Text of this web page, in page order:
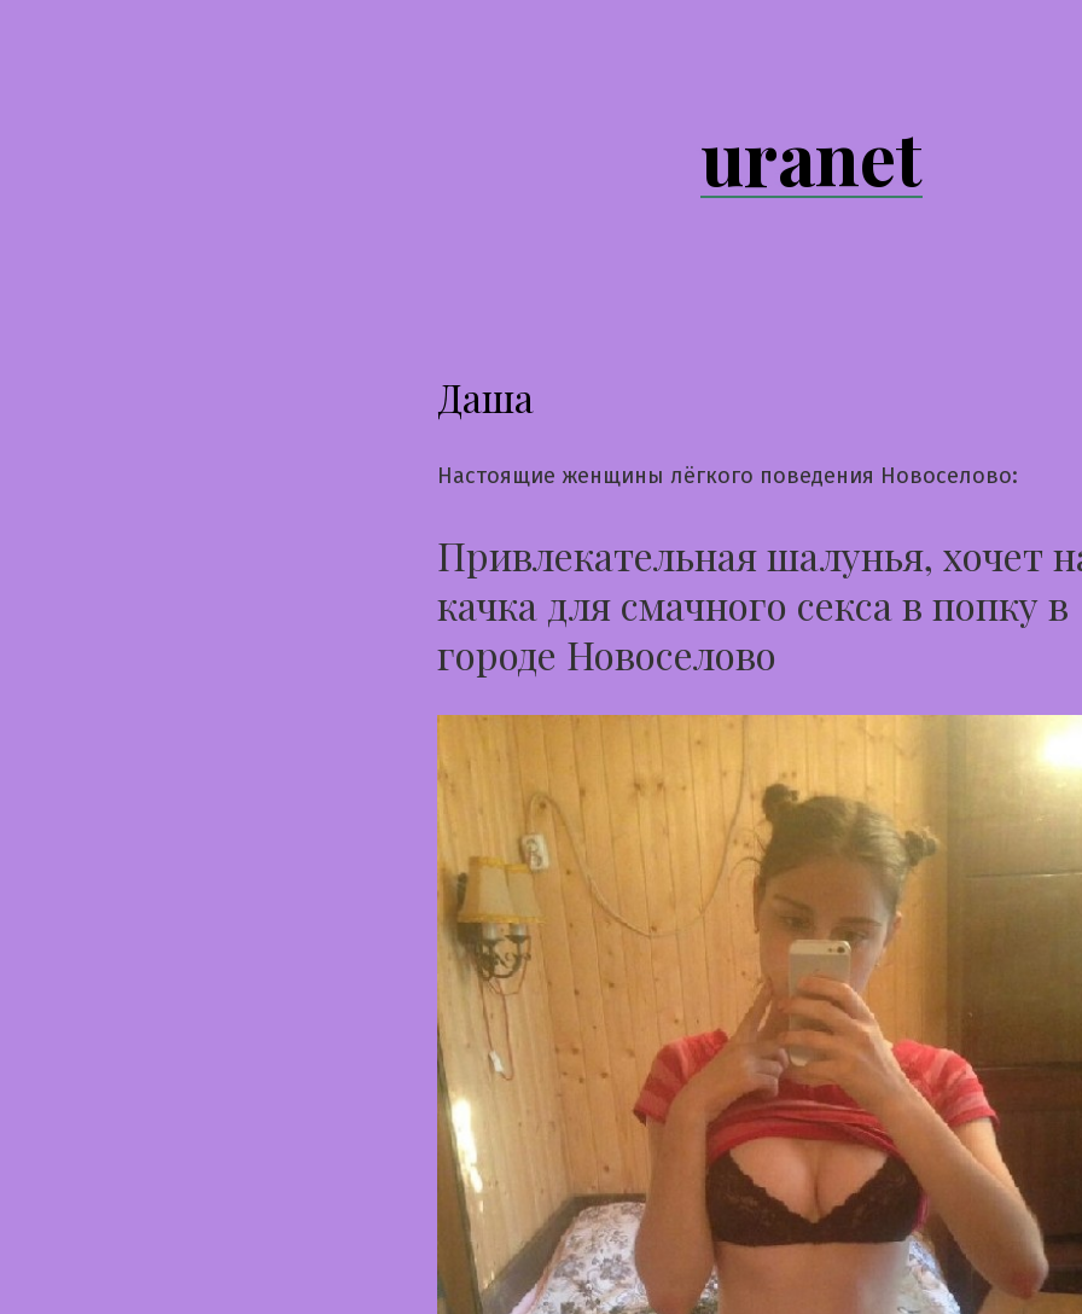
uranet
Даша
Настоящие женщины лёгкого поведения Новоселово:
Привлекательная шалунья, хочет
качка для смачного секса в попку в
городе Новоселово